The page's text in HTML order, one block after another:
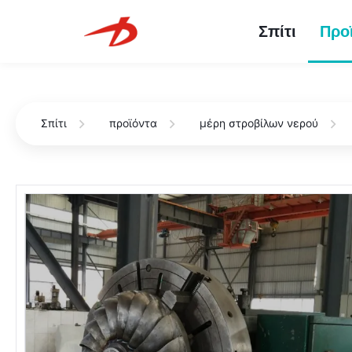
Σπίτι
Σπίτι προϊόντα μέρη στροβίλων νερού